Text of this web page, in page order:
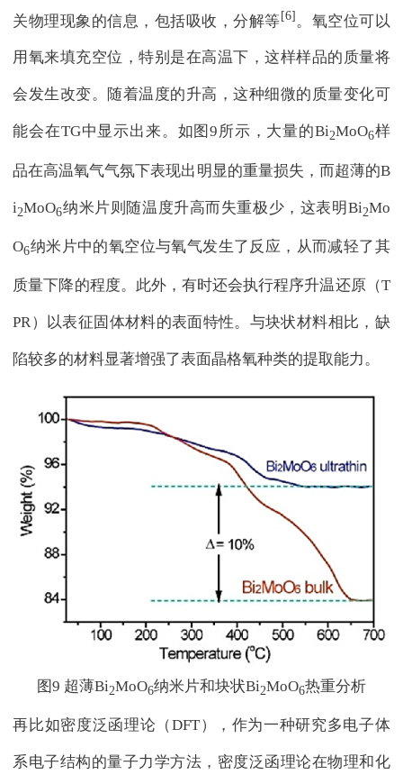
关物理现象的信息，包括吸收，分解等[6] 。氧空位可以
用氧来填充空位，特别是在高温下，这样样品的质量将
会发生改变。随着温度的升高，这种细微的质量变化可
能会在TG中显示出来。如图9所示，大量的Bi2MoO6样
品在高温氧气气氛下表现出明显的重量损失，而超薄的B
i 2MoO6纳米片则随温度升高而失重极少，这表明Bi2Mo
O6纳米片中的氧空位与氧气发生了反应，从而减轻了其
质量下降的程度。此外，有时还会执行程序升温还原（T
PR）以表征固体材料的表面特性。与块状材料相比，缺
陷较多的材料显著增强了表面晶格氧种类的提取能力。
图9 超薄Bi 2MoO6纳米片和块状Bi 2MoO6热重分析
再比如密度泛函理论（DFT），作为一种研究多电子体
系电子结构的量子力学方法，密度泛函理论在物理和化